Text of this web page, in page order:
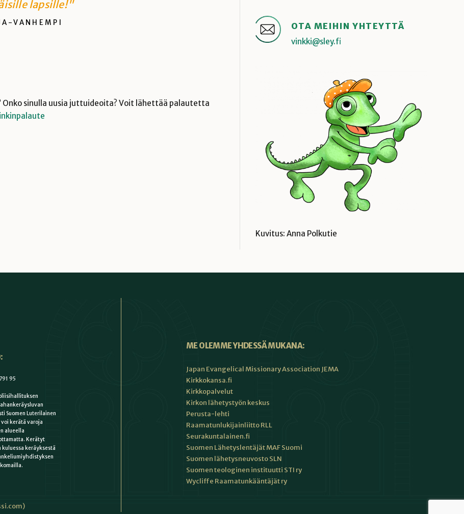
lapsille!"
VANHEMPI
sinulla uusia juttuideoita? Voit lähettää palautetta
OTA MEIHIN YHTEYTTÄ
vinkki@sley.fi
Kuvitus: Anna Polkutie
95
Suomen Luterilainen
kerätä varoja
alueella
Kerätyt
keräyksestä
ME OLEMME YHDESSÄ MUKANA:
Japan Evangelical Missionary Association JEMA
Kirkkokansa.fi
Kirkkopalvelut
Kirkon lähetystyön keskus
Perusta-lehti
Raamatunlukijainliitto RLL
Seurakuntalainen.fi
Suomen Lähetyslentäjät MAF Suomi
Suomen lähetysneuvosto SLN
Suomen teologinen instituutti STI ry
Wycliffe Raamatunkääntäjät ry